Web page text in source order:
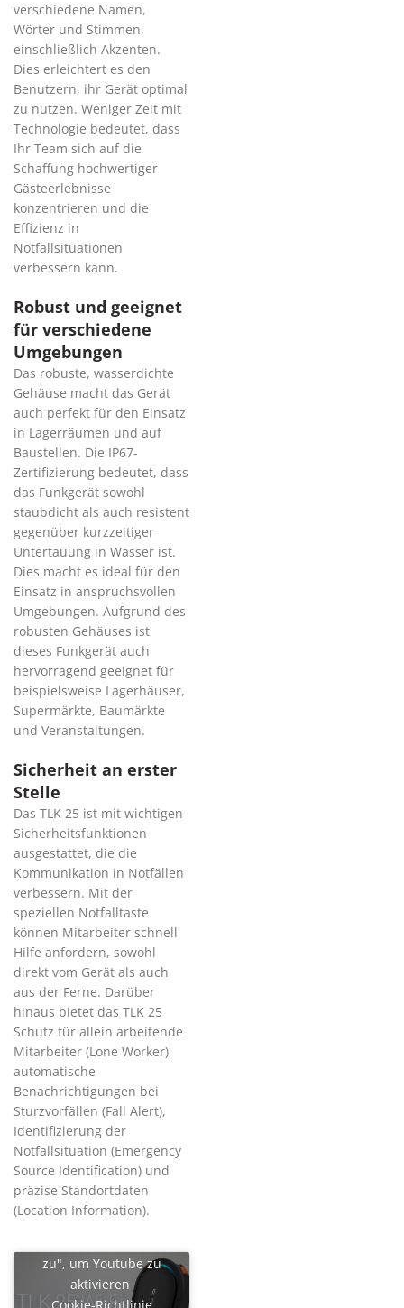
verschiedene Namen,
Wörter und Stimmen,
einschließlich Akzenten.
Dies erleichtert es den
Benutzern, ihr Gerät optimal
zu nutzen. Weniger Zeit mit
Technologie bedeutet, dass
Ihr Team sich auf die
Schaffung hochwertiger
Gästeerlebnisse
konzentrieren und die
Effizienz in
Notfallsituationen
verbessern kann.
Robust und geeignet
für verschiedene
Umgebungen
Das robuste, wasserdichte
Gehäuse macht das Gerät
auch perfekt für den Einsatz
in Lagerräumen und auf
Baustellen. Die IP67-
Zertifizierung bedeutet, dass
das Funkgerät sowohl
staubdicht als auch resistent
gegenüber kurzzeitiger
Untertauung in Wasser ist.
Dies macht es ideal für den
Einsatz in anspruchsvollen
Umgebungen. Aufgrund des
robusten Gehäuses ist
dieses Funkgerät auch
hervorragend geeignet für
beispielsweise Lagerhäuser,
Supermärkte, Baumärkte
und Veranstaltungen.
Sicherheit an erster
Stelle
Das TLK 25 ist mit wichtigen
Sicherheitsfunktionen
ausgestattet, die die
Kommunikation in Notfällen
verbessern. Mit der
speziellen Notfalltaste
können Mitarbeiter schnell
Hilfe anfordern, sowohl
direkt vom Gerät als auch
aus der Ferne. Darüber
hinaus bietet das TLK 25
Schutz für allein arbeitende
Mitarbeiter (Lone Worker),
automatische
Benachrichtigungen bei
Sturzvorfällen (Fall Alert),
Identifizierung der
Notfallsituation (Emergency
Source Identification) und
präzise Standortdaten
(Location Information).
zu", um Youtube zu
aktivieren